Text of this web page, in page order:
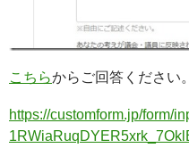
こちらからご回答ください。
https://customform.jp/form/